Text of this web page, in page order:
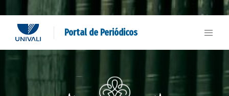
Portal de Periódicos